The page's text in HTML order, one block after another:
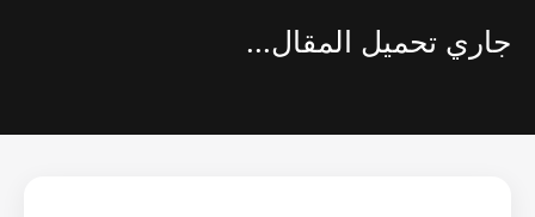
جاري تحميل المقال...